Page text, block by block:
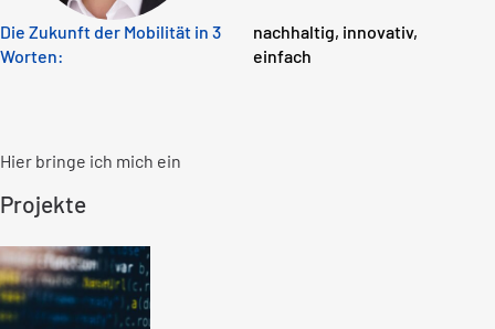
Die Zukunft der Mobilität in 3
Worten:
nachhaltig, innovativ,
einfach
Hier bringe ich mich ein
Projekte